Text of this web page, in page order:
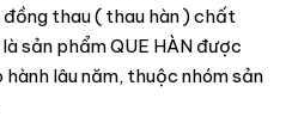
đồng thau ( thau hàn ) chất
sản phẩm QUE HÀN được
lâu năm, thuộc nhóm sản